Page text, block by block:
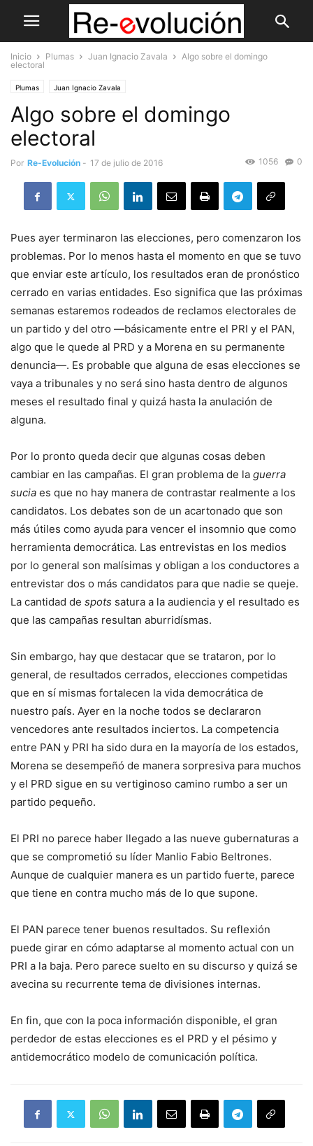
Inicio Plumas Juan Ignacio Zavala
Algo sobre el domingo
electoral
Plumas Juan Ignacio Zavala
Algo sobre el domingo
electoral
Por Re-Evolución - 17 de julio de 2016 0
1056
Pues ayer terminaron las elecciones, pero comenzaron los
problemas. Por lo menos hasta el momento en que se tuvo
que enviar este artículo, los resultados eran de pronóstico
cerrado en varias entidades. Eso significa que las próximas
semanas estaremos rodeados de reclamos electorales de
un partido y del otro —básicamente entre el PRI y el PAN,
algo que le quede al PRD y a Morena en su permanente
denuncia—. Es probable que alguna de esas elecciones se
vaya a tribunales y no será sino hasta dentro de algunos
meses el resultado final y quizá hasta la anulación de
alguna.
Por lo pronto queda decir que algunas cosas deben
cambiar en las campañas. El gran problema de la guerra
sucia es que no hay manera de contrastar realmente a los
candidatos. Los debates son de un acartonado que son
más útiles como ayuda para vencer el insomnio que como
herramienta democrática. Las entrevistas en los medios
por lo general son malísimas y obligan a los conductores a
entrevistar dos o más candidatos para que nadie se queje.
La cantidad de spots satura a la audiencia y el resultado es
que las campañas resultan aburridísmas.
Sin embargo, hay que destacar que se trataron, por lo
general, de resultados cerrados, elecciones competidas
que en sí mismas fortalecen la vida democrática de
nuestro país. Ayer en la noche todos se declararon
vencedores ante resultados inciertos. La competencia
entre PAN y PRI ha sido dura en la mayoría de los estados,
Morena se desempeñó de manera sorpresiva para muchos
y el PRD sigue en su vertiginoso camino rumbo a ser un
partido pequeño.
El PRI no parece haber llegado a las nueve gubernaturas a
que se comprometió su líder Manlio Fabio Beltrones.
Aunque de cualquier manera es un partido fuerte, parece
que tiene en contra mucho más de lo que supone.
El PAN parece tener buenos resultados. Su reflexión
puede girar en cómo adaptarse al momento actual con un
PRI a la baja. Pero parece suelto en su discurso y quizá se
avecina su recurrente tema de divisiones internas.
En fin, que con la poca información disponible, el gran
perdedor de estas elecciones es el PRD y el pésimo y
antidemocrático modelo de comunicación política.